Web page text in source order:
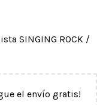
SINGING ROCK /
el envío gratis!